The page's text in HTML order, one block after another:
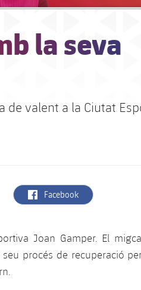
la seva
de valent a la Ciutat
label.aria.facebook
Facebook
Joan Gamper. El
procés de recuperació